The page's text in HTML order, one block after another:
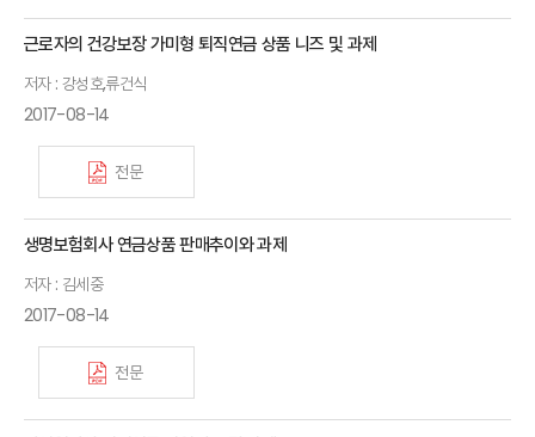
근로자의 건강보장 가미형 퇴직연금 상품 니즈 및 과제
저자 : 강성호,류건식
2017-08-14
전문
생명보험회사 연금상품 판매추이와 과제
저자 : 김세중
2017-08-14
전문